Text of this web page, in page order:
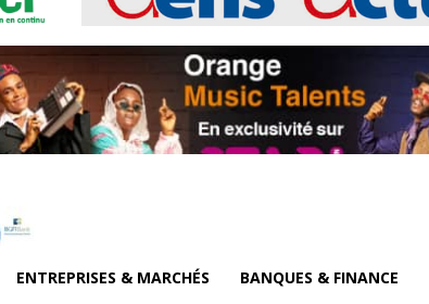
ENTREPRISES & MARCHÉS BANQUES & FINANCE